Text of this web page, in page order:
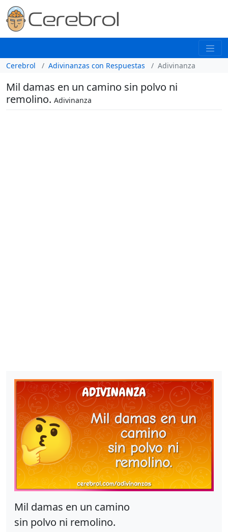
Cerebrol Adivinanzas con Respuestas Adivinanza
Mil damas en un camino sin polvo ni
remolino. Adivinanza
Mil damas en un camino
sin polvo ni remolino.